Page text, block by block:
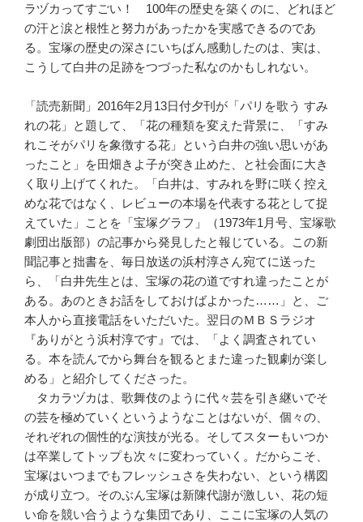
ラヅカってすごい！ 100年の歴史を築くのに、どれほど
の汗と涙と根性と努力があったかを実感できるのであ
る。宝塚の歴史の深さにいちばん感動したのは、実は、
こうして白井の足跡をつづった私なのかもしれない。
「読売新聞」2016年2月13日付夕刊が「パリを歌う すみ
れの花」と題して、「花の種類を変えた背景に、「すみ
れこそがパリを象徴する花」という白井の強い思いがあ
ったこと」を田畑きよ子が突き止めた、と社会面に大き
く取り上げてくれた。「白井は、すみれを野に咲く控え
めな花ではなく、レビューの本場を代表する花として捉
えていた」ことを「宝塚グラフ」（1973年1月号、宝塚歌
劇団出版部）の記事から発見したと報じている。この新
聞記事と拙書を、毎日放送の浜村淳さん宛てに送った
ら、「白井先生とは、宝塚の花の道ですれ違ったことが
ある。あのときお話をしておけばよかった……」と、ご
本人から直接電話をいただいた。翌日のＭＢＳラジオ
『ありがとう浜村淳です』では、「よく調査されてい
る。本を読んでから舞台を観るとまた違った観劇が楽し
める」と紹介してくださった。
タカラヅカは、歌舞伎のように代々芸を引き継いでそ
の芸を極めていくというようなことはないが、個々の、
それぞれの個性的な演技が光る。そしてスターもいつか
は卒業してトップも次々に変わっていく。だからこそ、
宝塚はいつまでもフレッシュさを失わない、という構図
が成り立つ。そのぶん宝塚は新陳代謝が激しい、花の短
い命を競い合うような集団であり、ここに宝塚の人気の